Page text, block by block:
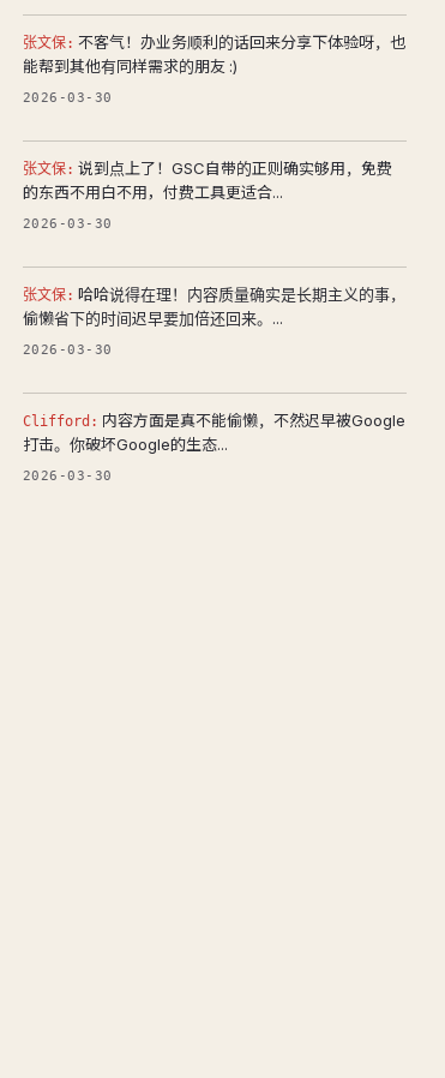
张文保:
能帮到其他有同样需求的朋友 :)
2026-03-30
张文保:
的东西不用白不用，付费工具更适合...
2026-03-30
张文保:
偷懒省下的时间迟早要加倍还回来。...
2026-03-30
Clifford:
打击。你破坏Google的生态...
2026-03-30